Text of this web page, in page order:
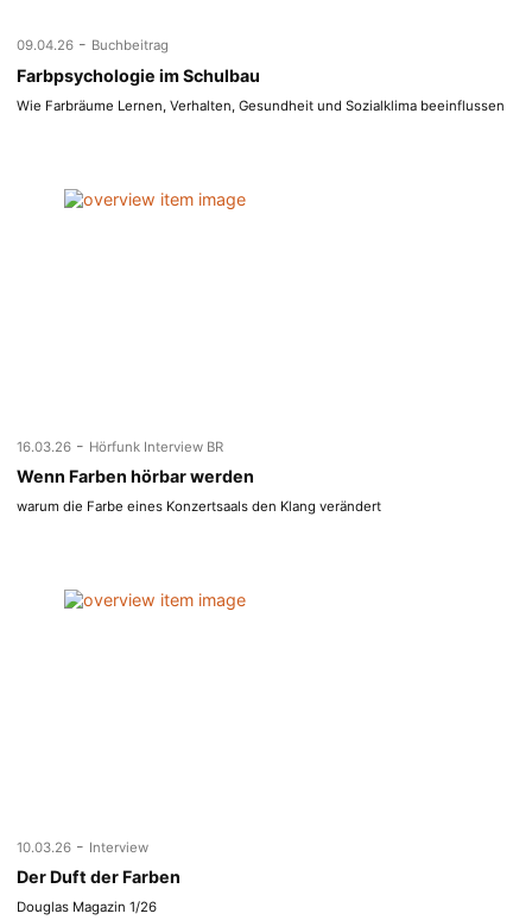
09.04.26 - Buchbeitrag
Farbpsychologie im Schulbau
Wie Farbräume Lernen, Verhalten, Gesundheit und Sozialklima beeinflussen
16.03.26 - Hörfunk Interview BR
Wenn Farben hörbar werden
warum die Farbe eines Konzertsaals den Klang verändert
10.03.26 - Interview
Der Duft der Farben
Douglas Magazin 1/26